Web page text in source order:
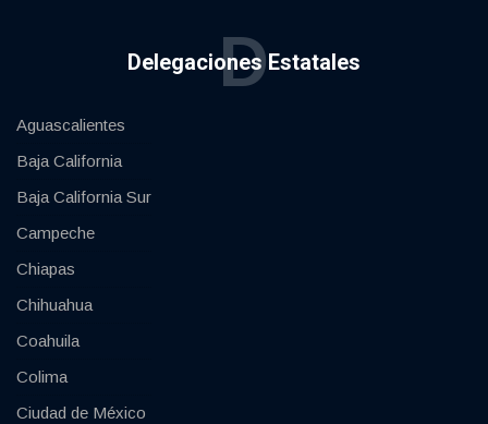
Delegaciones Estatales
D
Aguascalientes
Baja California
Baja California Sur
Campeche
Chiapas
Chihuahua
Coahuila
Colima
Ciudad de México